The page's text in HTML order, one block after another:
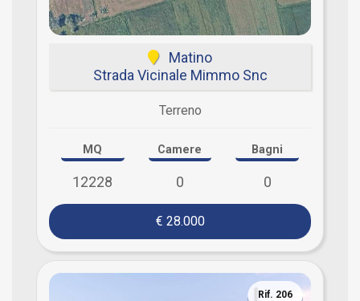
Matino
Strada Vicinale Mimmo Snc
Terreno
MQ
12228
Camere
0
Bagni
0
€ 28.000
Rif. 206